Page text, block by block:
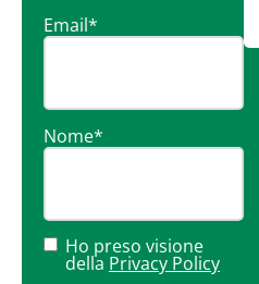
Email*
Nome*
Ho preso visione
della Privacy Policy